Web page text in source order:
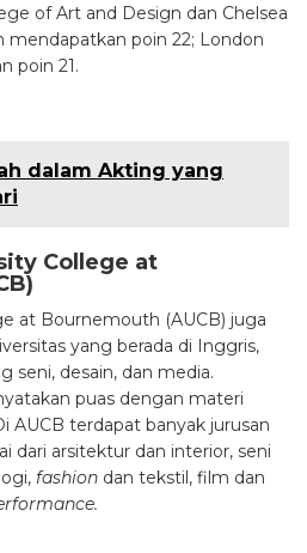
of Art and Design dan Chelsea
mendapatkan poin 22; London
poin 21.
dalam Akting yang
College at
at Bournemouth (AUCB) juga
yang berada di Inggris,
seni, desain, dan media.
puas dengan materi
AUCB terdapat banyak jurusan
dari arsitektur dan interior, seni
fashion dan tekstil, film dan